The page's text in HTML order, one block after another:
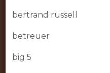
bertrand russell
betreuer
big 5